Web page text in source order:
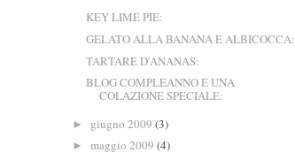
KEY LIME PIE:
GELATO ALLA BANANA E ALBICOCCA:
TARTARE D'ANANAS:
BLOG COMPLEANNO E UNA
COLAZIONE SPECIALE:
► giugno 2009 (3)
► maggio 2009 (4)